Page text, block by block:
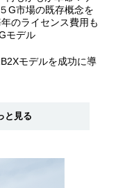
G市場の既存概念を
のライセンス費用も
モデル
モデルを成功に導
と見る